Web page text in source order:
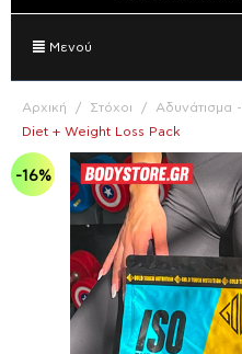
Μενού
Αρχική / Στόχοι / Αδυνάτισμα
Diet + Weight Loss Pack
-16%